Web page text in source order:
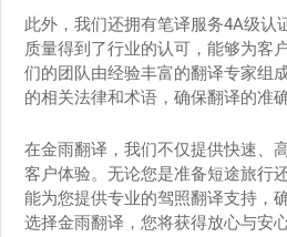
此外，我们还拥有笔译服务4A级认
质量得到了行业的认可，能够为客
们的团队由经验丰富的翻译专家组
的相关法律和术语，确保翻译的准
在金雨翻译，我们不仅提供快速、
客户体验。无论您是准备短途旅行
能为您提供专业的驾照翻译支持，
选择金雨翻译，您将获得放心与安